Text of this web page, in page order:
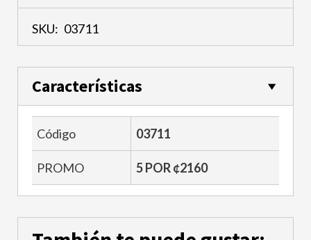
SKU: 03711
Características
Código 03711
PROMO 5 POR ¢2160